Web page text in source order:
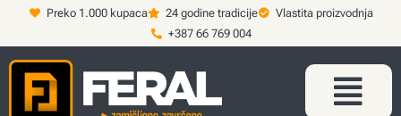
Preko 1.000 kupaca 24 godine tradicije
Vlastita proizvodnja
+387 66 769 004